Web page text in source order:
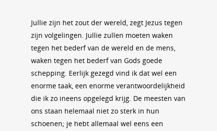
Jullie zijn het zout der wereld, zegt Jezus tegen
zijn volgelingen. Jullie zullen moeten waken
tegen het bederf van de wereld en de mens,
waken tegen het bederf van Gods goede
schepping. Eerlijk gezegd vind ik dat wel een
enorme taak, een enorme verantwoordelijkheid
die ik zo ineens opgelegd krijg. De meesten van
ons staan helemaal niet zo sterk in hun
schoenen; je hebt allemaal wel eens een